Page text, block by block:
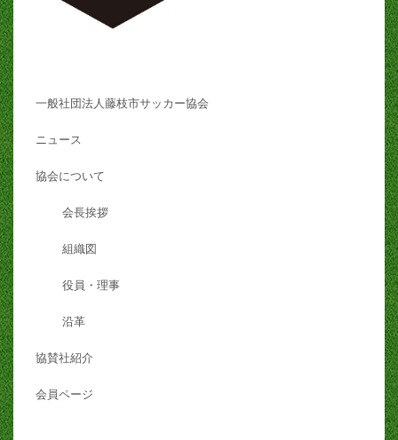
一般社団法人藤枝市サッカー協会
ニュース
協会について
会長挨拶
組織図
役員・理事
沿革
協賛社紹介
会員ページ